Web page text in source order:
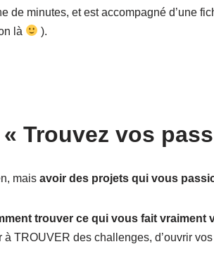
de minutes, et est accompagné d’une
là
).
Trouvez vos
mais avoir des projets qui vous
trouver ce qui vous fait vraiment
à TROUVER des challenges, d’ouvrir